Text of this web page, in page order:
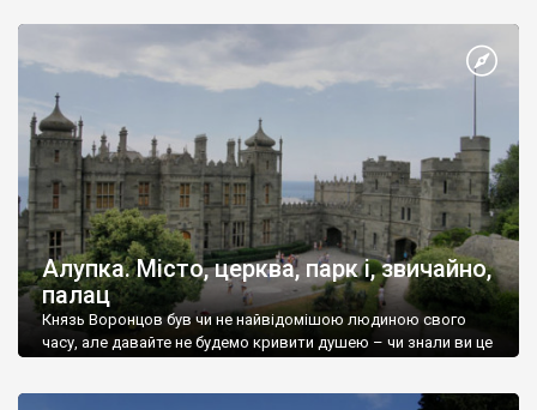
Алупка. Місто, церква, парк і, звичайно,
палац
Князь Воронцов був чи не найвідомішою людиною свого
часу, але давайте не будемо кривити душею – чи знали ви це